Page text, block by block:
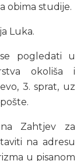
obima studije.
Luka.
pogledati u
okoliša i
3. sprat, uz
Zahtjev za
na adresu
u pisanom